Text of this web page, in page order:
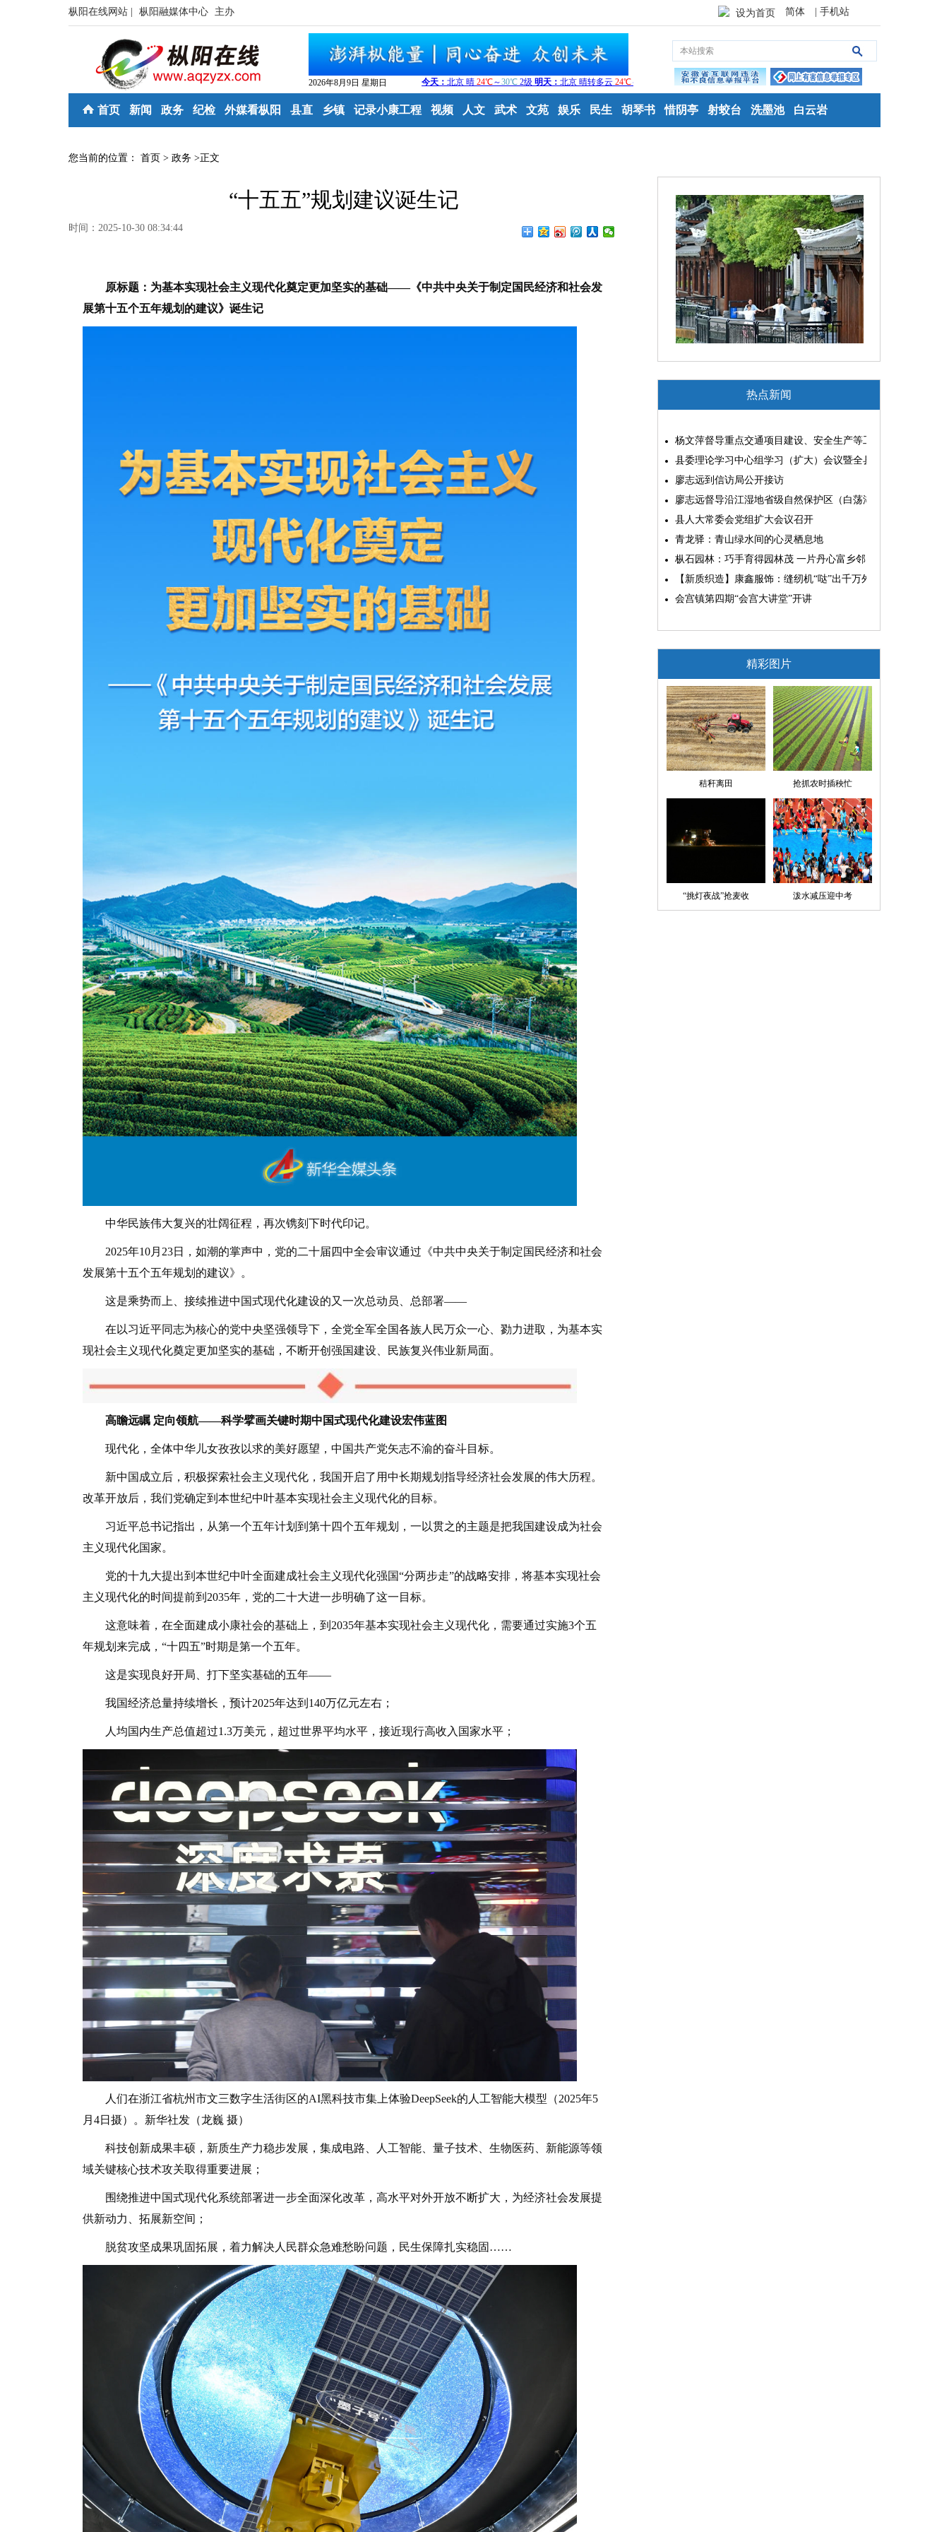
枞阳在线网站 | 枞阳融媒体中心 主办 设为首页 简体 | 手机站
2026年8月9日 星期日
首页 新闻 政务 纪检 外媒看枞阳 县直 乡镇 记录小康工程 视频 人文 武术 文苑 娱乐 民生 胡琴书 惜阴亭 射蛟台 洗墨池 白云岩
您当前的位置： 首页 > 政务 >正文
“十五五”规划建议诞生记
时间：2025-10-30 08:34:44
原标题：为基本实现社会主义现代化奠定更加坚实的基础——《中共中央关于制定国民经济和社会发
展第十五个五年规划的建议》诞生记
中华民族伟大复兴的壮阔征程，再次镌刻下时代印记。
2025年10月23日，如潮的掌声中，党的二十届四中全会审议通过《中共中央关于制定国民经济和社会
发展第十五个五年规划的建议》。
这是乘势而上、接续推进中国式现代化建设的又一次总动员、总部署——
在以习近平同志为核心的党中央坚强领导下，全党全军全国各族人民万众一心、勠力进取，为基本实
现社会主义现代化奠定更加坚实的基础，不断开创强国建设、民族复兴伟业新局面。
高瞻远瞩 定向领航——科学擘画关键时期中国式现代化建设宏伟蓝图
现代化，全体中华儿女孜孜以求的美好愿望，中国共产党矢志不渝的奋斗目标。
新中国成立后，积极探索社会主义现代化，我国开启了用中长期规划指导经济社会发展的伟大历程。
改革开放后，我们党确定到本世纪中叶基本实现社会主义现代化的目标。
习近平总书记指出，从第一个五年计划到第十四个五年规划，一以贯之的主题是把我国建设成为社会
主义现代化国家。
党的十九大提出到本世纪中叶全面建成社会主义现代化强国“分两步走”的战略安排，将基本实现社会
主义现代化的时间提前到2035年，党的二十大进一步明确了这一目标。
这意味着，在全面建成小康社会的基础上，到2035年基本实现社会主义现代化，需要通过实施3个五
年规划来完成，“十四五”时期是第一个五年。
这是实现良好开局、打下坚实基础的五年——
我国经济总量持续增长，预计2025年达到140万亿元左右；
人均国内生产总值超过1.3万美元，超过世界平均水平，接近现行高收入国家水平；
人们在浙江省杭州市文三数字生活街区的AI黑科技市集上体验DeepSeek的人工智能大模型（2025年5
月4日摄）。新华社发（龙巍 摄）
科技创新成果丰硕，新质生产力稳步发展，集成电路、人工智能、量子技术、生物医药、新能源等领
域关键核心技术攻关取得重要进展；
围绕推进中国式现代化系统部署进一步全面深化改革，高水平对外开放不断扩大，为经济社会发展提
供新动力、拓展新空间；
脱贫攻坚成果巩固拓展，着力解决人民群众急难愁盼问题，民生保障扎实稳固……
热点新闻
杨文萍督导重点交通项目建设、安全生产等工作
县委理论学习中心组学习（扩大）会议暨全县“两为”能力素质
廖志远到信访局公开接访
廖志远督导沿江湿地省级自然保护区（白荡湖片区）问题整改
县人大常委会党组扩大会议召开
青龙驿：青山绿水间的心灵栖息地
枞石园林：巧手育得园林茂 一片丹心富乡邻
【新质织造】康鑫服饰：缝纫机“哒”出千万外贸大生意
会宫镇第四期“会宫大讲堂”开讲
精彩图片
秸秆离田 抢抓农时插秧忙
“挑灯夜战”抢麦收 泼水减压迎中考